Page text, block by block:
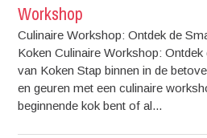
Workshop
Culinaire Workshop: Ontdek de
Koken Culinaire Workshop:
van Koken Stap binnen in de
en geuren met een culinaire
beginnende kok bent of al...